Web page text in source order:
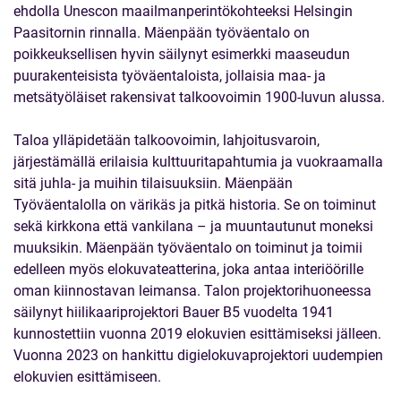
ehdolla Unescon maailmanperintökohteeksi Helsingin
Paasitornin rinnalla. Mäenpään työväentalo on
poikkeuksellisen hyvin säilynyt esimerkki maaseudun
puurakenteisista työväentaloista, jollaisia maa- ja
metsätyöläiset rakensivat talkoovoimin 1900-luvun alussa.
Taloa ylläpidetään talkoovoimin, lahjoitusvaroin,
järjestämällä erilaisia kulttuuritapahtumia ja vuokraamalla
sitä juhla- ja muihin tilaisuuksiin. Mäenpään
Työväentalolla on värikäs ja pitkä historia. Se on toiminut
sekä kirkkona että vankilana – ja muuntautunut moneksi
muuksikin. Mäenpään työväentalo on toiminut ja toimii
edelleen myös elokuvateatterina, joka antaa interiöörille
oman kiinnostavan leimansa. Talon projektorihuoneessa
säilynyt hiilikaariprojektori Bauer B5 vuodelta 1941
kunnostettiin vuonna 2019 elokuvien esittämiseksi jälleen.
Vuonna 2023 on hankittu digielokuvaprojektori uudempien
elokuvien esittämiseen.